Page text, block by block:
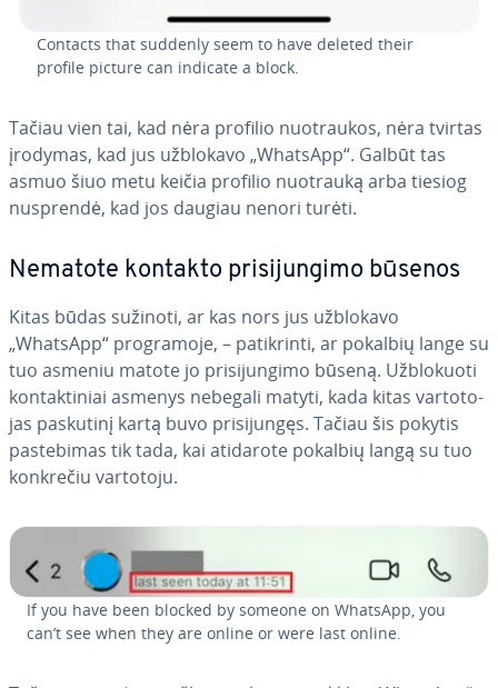
Contacts that suddenly seem to have deleted their
profile picture can indicate a block.
Tačiau vien tai, kad nėra profilio nuo­trau­kos, nėra tvirtas
įrodymas, kad jus užblokavo „WhatsApp“. Galbūt tas
asmuo šiuo metu keičia profilio nuotrauką arba tiesiog
nusprendė, kad jos daugiau nenori turėti.
Nematote kontakto pri­si­jun­gi­mo būsenos
Kitas būdas sužinoti, ar kas nors jus užblokavo
„WhatsApp“ prog­ra­mo­je, – pa­tik­rin­ti, ar pokalbių lange su
tuo asmeniu matote jo pri­si­jun­gi­mo būseną. Už­blo­kuo­ti
kon­tak­ti­niai asmenys nebegali matyti, kada kitas var­to­to­
jas paskutinį kartą buvo pri­si­jun­gęs. Tačiau šis pokytis
pa­ste­bi­mas tik tada, kai atidarote pokalbių langą su tuo
konkrečiu vartotoju.
If you have been blocked by someone on WhatsApp, you
can’t see when they are online or were last online.